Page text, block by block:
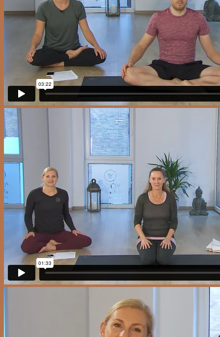
Einzelvideos
Yogavideo FAQ
Blog
Cart
No products in the cart.